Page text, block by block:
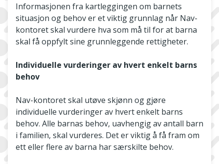
Informasjonen fra kartleggingen om barnets
situasjon og behov er et viktig grunnlag når Nav-
kontoret skal vurdere hva som må til for at barna
skal få oppfylt sine grunnleggende rettigheter.
Individuelle vurderinger av hvert enkelt barns
behov
Nav-kontoret skal utøve skjønn og gjøre
individuelle vurderinger av hvert enkelt barns
behov. Alle barnas behov, uavhengig av antall barn
i familien, skal vurderes. Det er viktig å få fram om
ett eller flere av barna har særskilte behov.